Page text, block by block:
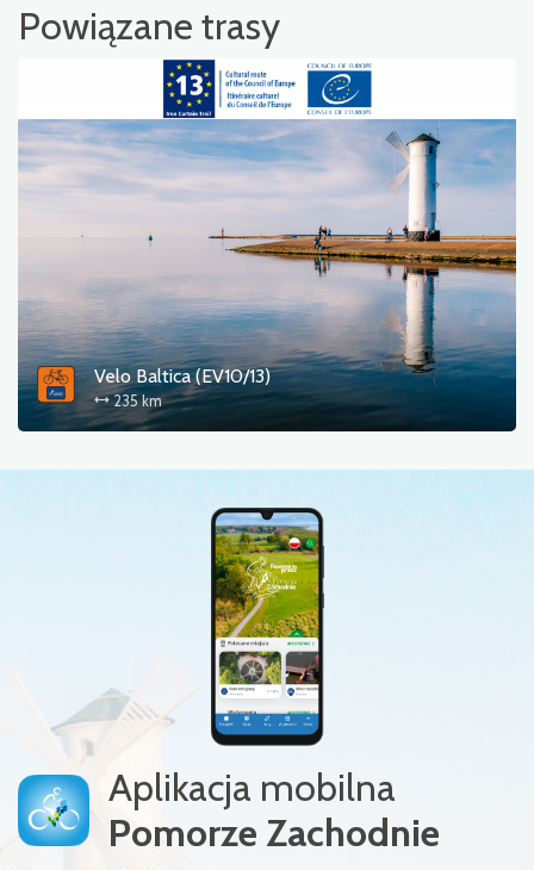
Powiązane trasy
Velo Baltica (EV10/13)
235 km
Aplikacja mobilna
Pomorze Zachodnie